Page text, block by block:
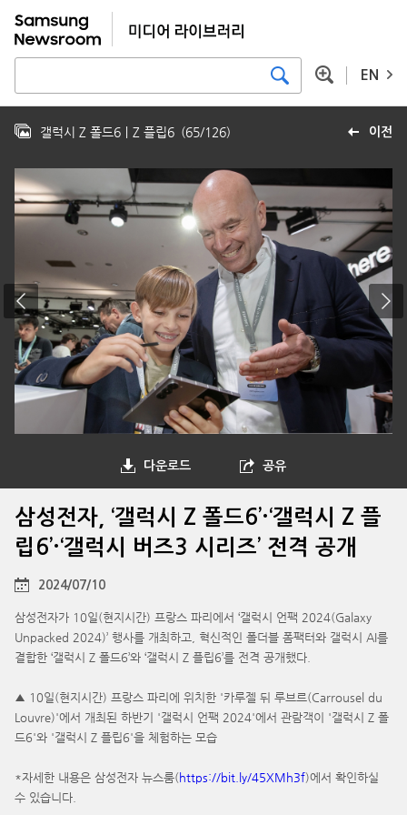
EN
이전
갤럭시 Z 폴드6｜Z 플립6 (65/126)
다운로드 공유
삼성전자, ‘갤럭시 Z 폴드6’·‘갤럭시 Z 플
립6’·‘갤럭시 버즈3 시리즈’ 전격 공개
2024/07/10
삼성전자가 10일(현지시간) 프랑스 파리에서 ‘갤럭시 언팩 2024(Galaxy
Unpacked 2024)’ 행사를 개최하고, 혁신적인 폴더블 폼팩터와 갤럭시 AI를
결합한 ‘갤럭시 Z 폴드6’와 ‘갤럭시 Z 플립6’를 전격 공개했다.
▲ 10일(현지시간) 프랑스 파리에 위치한 '카루젤 뒤 루브르(Carrousel du
Louvre)'에서 개최된 하반기 '갤럭시 언팩 2024'에서 관람객이 '갤럭시 Z 폴
드6'와 '갤럭시 Z 플립6'을 체험하는 모습
*자세한 내용은 삼성전자 뉴스룸(https://bit.ly/45XMh3f)에서 확인하실
수 있습니다.